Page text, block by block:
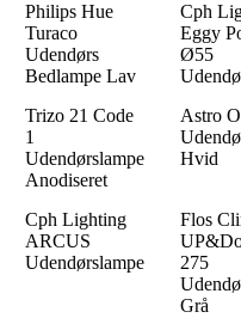
Philips Hue
Turaco
Udendørs
Bedlampe Lav
Cph
Eggy
Ø55
Trizo 21 Code
1
Udendørslampe
Anodiseret
Astro
Hvid
Cph Lighting
ARCUS
Udendørslampe
Flos
275
Grå